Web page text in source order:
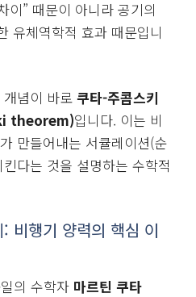
이” 때문이 아니라 공기의
유체역학적 효과 때문입니
념이 바로 쿠타-주콥스키
theorem)입니다. 이는 비
만들어내는 서큘레이션(순
다는 것을 설명하는 수학적
비행기 양력의 핵심 이
의 수학자 마르틴 쿠타